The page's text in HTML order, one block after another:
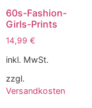
60s-Fashion-
Girls-Prints
14,99 €
inkl. MwSt.
zzgl.
Versandkosten